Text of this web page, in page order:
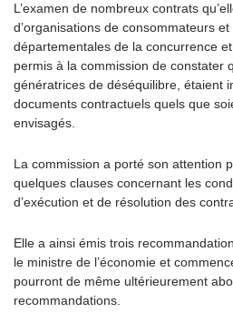
L’examen de nombreux contrats
d’organisations de consommateurs
départementales de la concurrence
permis à la commission de constater
génératrices de déséquilibre, étaient
documents contractuels quels que
envisagés.
La commission a porté son attention
quelques clauses concernant les
d’exécution et de résolution des
Elle a ainsi émis trois
le ministre de l’économie et
pourront de même ultérieurement
recommandations.